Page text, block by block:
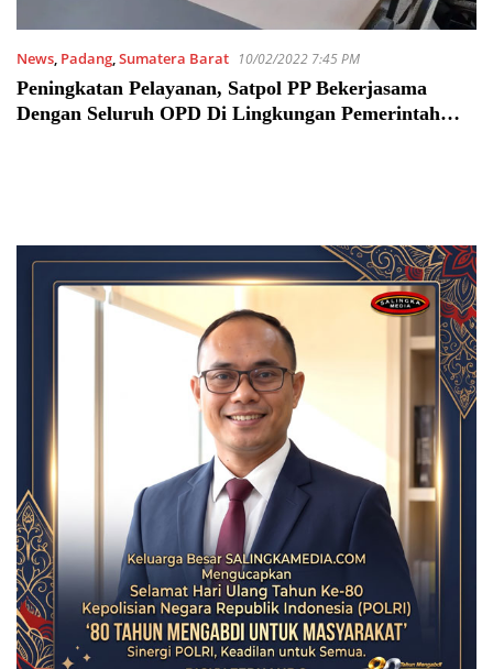
News, Padang,Sumatera Barat 10/02/2022 7:45 PM
Peningkatan Pelayanan, Satpol PP Bekerjasama
Dengan Seluruh OPD Di Lingkungan Pemerintah